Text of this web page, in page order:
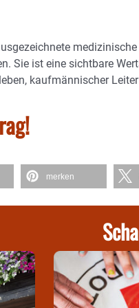
Sie ist eine sichtbare
kaufmännischer
merken